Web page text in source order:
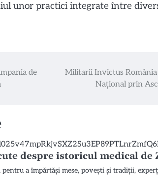
unor practici integrate între
de
Militarii Invictus România
Național prin
despre istoricul medical de
a împărtăși mese, povești și tradiții,